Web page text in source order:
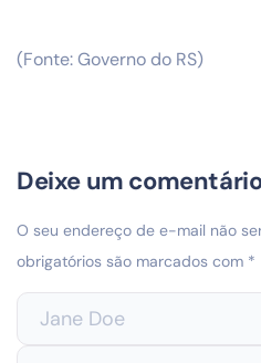
(Fonte: Governo do RS)
Deixe um
O seu endereço de e-mail não
obrigatórios são marcados com *